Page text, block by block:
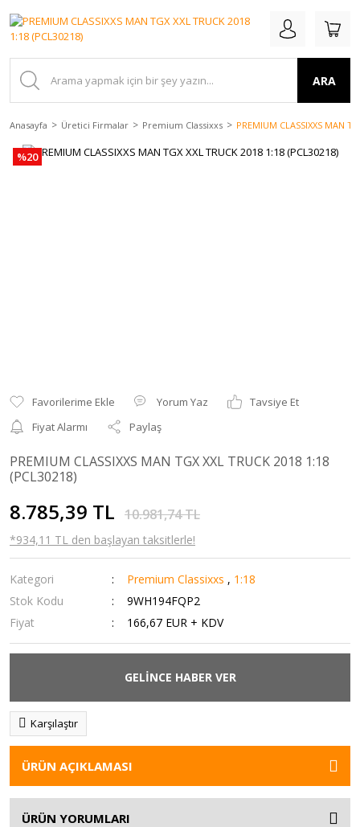
ARA
Anasayfa Üretici Firmalar Premium Classixxs PREMIUM CLASSIXXS MAN
%20
Yorum Yaz
Tavsiye Et
Fiyat Alarmı
Paylaş
PREMIUM CLASSIXXS MAN TGX XXL TRUCK 2018 1:18
(PCL30218)
8.785,39 TL 10.981,74 TL
*934,11 TL den başlayan taksitlerle!
Kategori Premium Classixxs , 1:18
Stok Kodu
9WH194FQP2
Fiyat
166,67 EUR + KDV
GELİNCE HABER VER
Karşılaştır
ÜRÜN AÇIKLAMASI
ÜRÜN YORUMLARI